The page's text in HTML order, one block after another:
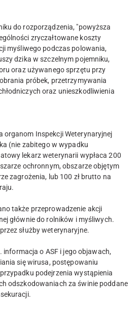
do rozporządzenia, "powyższa
zryczałtowane koszty
myśliwego podczas polowania,
dzika w szczelnym pojemniku,
oraz używanego sprzętu przy
próbek, przetrzymywania
oraz unieszkodliwienia
organom Inspekcji Weterynaryjnej
(nie zabitego w wypadku
lekarz weterynarii wypłaca 200
ochronnym, obszarze objętym
zagrożenia, lub 100 zł brutto na
także przeprowadzenie akcji
głównie do rolników i myśliwych.
służby weterynaryjne.
informacja o ASF i jego objawach,
się wirusa, postępowaniu
podejrzenia wystąpienia
odszkodowaniach za świnie poddane